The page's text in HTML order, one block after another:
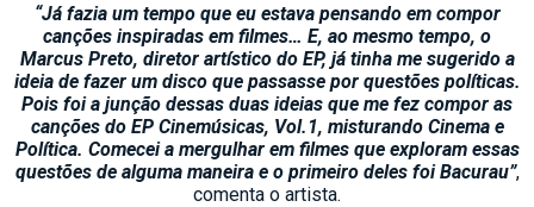
“Já fazia um tempo que eu estava pensando em compor
canções inspiradas em filmes… E, ao mesmo tempo, o
Marcus Preto, diretor artístico do EP, já tinha me sugerido a
ideia de fazer um disco que passasse por questões políticas.
Pois foi a junção dessas duas ideias que me fez compor as
canções do EP Cinemúsicas, Vol.1, misturando Cinema e
Política. Comecei a mergulhar em filmes que exploram essas
questões de alguma maneira e o primeiro deles foi Bacurau”,
comenta o artista.